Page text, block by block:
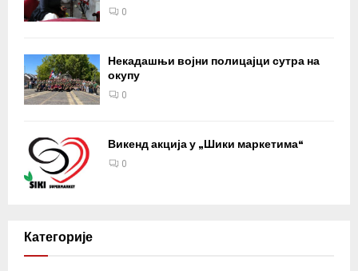
0
Некадашњи војни полицајци сутра на
окупу
0
Викенд акција у „Шики маркетима“
0
Категорије